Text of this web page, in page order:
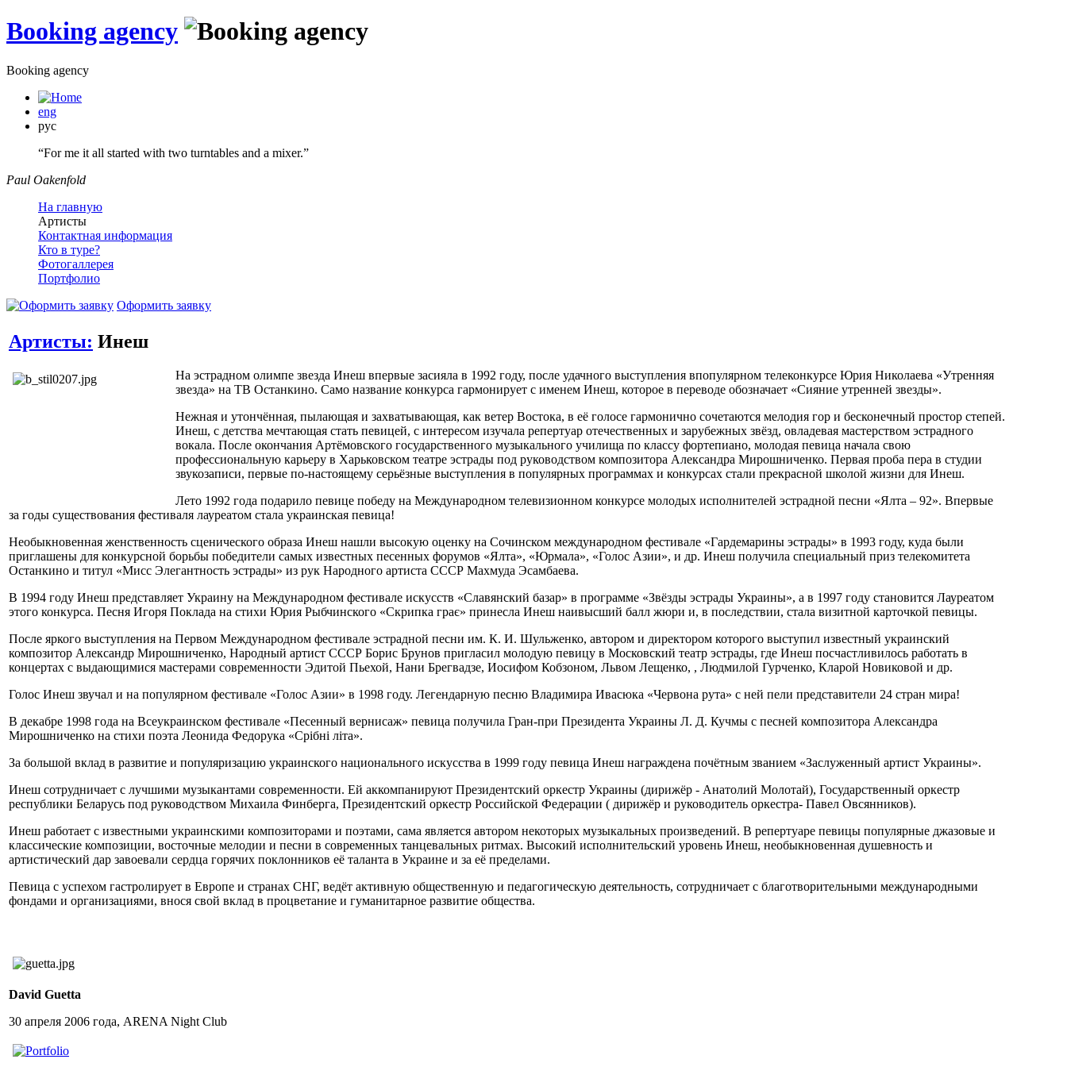
Booking agency
Booking agency
eng
рус
“For me it all started with two turntables and a mixer.”
Paul Oakenfold
На главную
Артисты
Контактная информация
Кто в туре?
Фотогаллерея
Портфолио
Оформить заявку
Артисты: Инеш
На эстрадном олимпе звезда Инеш впервые засияла в 1992 году, после удачного выступления впопулярном телеконкурсе Юрия Николаева «Утренняя
звезда» на ТВ Останкино. Само название конкурса гармонирует с именем Инеш, которое в переводе обозначает «Сияние утренней звезды».
Нежная и утончённая, пылающая и захватывающая, как ветер Востока, в её голосе гармонично сочетаются мелодия гор и бесконечный простор степей.
Инеш, с детства мечтающая стать певицей, с интересом изучала репертуар отечественных и зарубежных звёзд, овладевая мастерством эстрадного
вокала. После окончания Артёмовского государственного музыкального училища по классу фортепиано, молодая певица начала свою
профессиональную карьеру в Харьковском театре эстрады под руководством композитора Александра Мирошниченко. Первая проба пера в студии
звукозаписи, первые по-настоящему серьёзные выступления в популярных программах и конкурсах стали прекрасной школой жизни для Инеш.
Лето 1992 года подарило певице победу на Международном телевизионном конкурсе молодых исполнителей эстрадной песни «Ялта – 92». Впервые
за годы существования фестиваля лауреатом стала украинская певица!
Необыкновенная женственность сценического образа Инеш нашли высокую оценку на Сочинском международном фестивале «Гардемарины эстрады» в 1993 году, куда были
приглашены для конкурсной борьбы победители самых известных песенных форумов «Ялта», «Юрмала», «Голос Азии», и др. Инеш получила специальный приз телекомитета
Останкино и титул «Мисс Элегантность эстрады» из рук Народного артиста СССР Махмуда Эсамбаева.
В 1994 году Инеш представляет Украину на Международном фестивале искусств «Славянский базар» в программе «Звёзды эстрады Украины», а в 1997 году становится Лауреатом
этого конкурса. Песня Игоря Поклада на стихи Юрия Рыбчинского «Скрипка грає» принесла Инеш наивысший балл жюри и, в последствии, стала визитной карточкой певицы.
После яркого выступления на Первом Международном фестивале эстрадной песни им. К. И. Шульженко, автором и директором которого выступил известный украинский
композитор Александр Мирошниченко, Народный артист СССР Борис Брунов пригласил молодую певицу в Московский театр эстрады, где Инеш посчастливилось работать в
концертах с выдающимися мастерами современности Эдитой Пьехой, Нани Брегвадзе, Иосифом Кобзоном, Львом Лещенко, , Людмилой Гурченко, Кларой Новиковой и др.
Голос Инеш звучал и на популярном фестивале «Голос Азии» в 1998 году. Легендарную песню Владимира Ивасюка «Червона рута» с ней пели представители 24 стран мира!
В декабре 1998 года на Всеукраинском фестивале «Песенный вернисаж» певица получила Гран-при Президента Украины Л. Д. Кучмы с песней композитора Александра
Мирошниченко на стихи поэта Леонида Федорука «Срібні літа».
За большой вклад в развитие и популяризацию украинского национального искусства в 1999 году певица Инеш награждена почётным званием «Заслуженный артист Украины».
Инеш сотрудничает с лучшими музыкантами современности. Ей аккомпанируют Президентский оркестр Украины (дирижёр - Анатолий Молотай), Государственный оркестр
республики Беларусь под руководством Михаила Финберга, Президентский оркестр Российской Федерации ( дирижёр и руководитель оркестра- Павел Овсянников).
Инеш работает с известными украинскими композиторами и поэтами, сама является автором некоторых музыкальных произведений. В репертуаре певицы популярные джазовые и
классические композиции, восточные мелодии и песни в современных танцевальных ритмах. Высокий исполнительский уровень Инеш, необыкновенная душевность и
артистический дар завоевали сердца горячих поклонников её таланта в Украине и за её пределами.
Певица с успехом гастролирует в Европе и странах СНГ, ведёт активную общественную и педагогическую деятельность, сотрудничает с благотворительными международными
фондами и организациями, внося свой вклад в процветание и гуманитарное развитие общества.
David Guetta
30 апреля 2006 года, ARENA Night Club